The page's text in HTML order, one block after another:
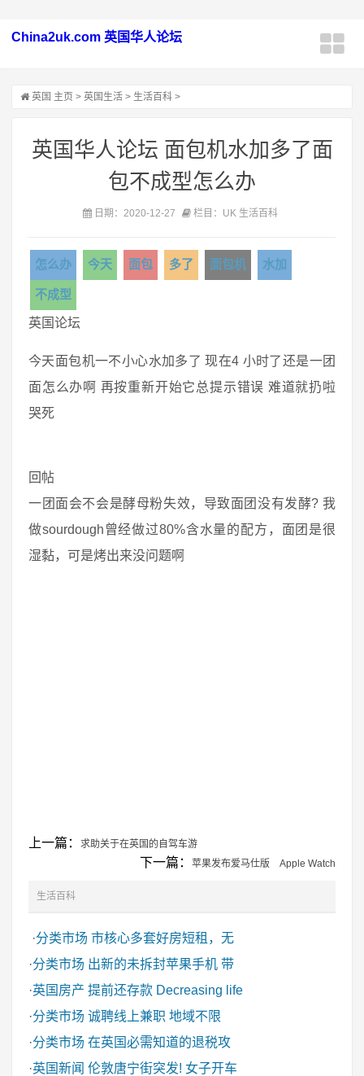
China2uk.com 英国华人论坛
英国 主页 > 英国生活 > 生活百科 >
英国华人论坛 面包机水加多了面
包不成型怎么办
日期：2020-12-27 栏目：UK 生活百科
怎么办 今天 面包 多了 面包机 水加
不成型
英国论坛
今天面包机一不小心水加多了 现在4 小时了还是一团
面怎么办啊 再按重新开始它总提示错误 难道就扔啦
哭死
回帖
一团面会不会是酵母粉失效，导致面团没有发酵? 我
做sourdough曾经做过80%含水量的配方，面团是很
湿黏，可是烤出来没问题啊
上一篇： 求助关于在英国的自驾车游
下一篇： 苹果发布爱马仕版 Apple Watch
生活百科
·分类市场 市核心多套好房短租，无
·分类市场 出新的未拆封苹果手机 带
·英国房产 提前还存款 Decreasing life
·分类市场 诚聘线上兼职 地域不限
·分类市场 在英国必需知道的退税攻
·英国新闻 伦敦唐宁街突发! 女子开车